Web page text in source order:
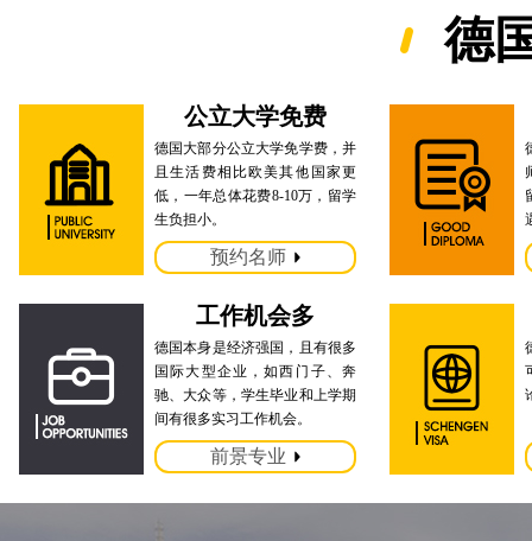
德
公立大学免费
德国大部分公立大学免学费，并
且生活费相比欧美其他国家更
低，一年总体花费8-10万，留学
生负担小。
预约名师
工作机会多
德国本身是经济强国，且有很多
国际大型企业，如西门子、奔
驰、大众等，学生毕业和上学期
间有很多实习工作机会。
前景专业